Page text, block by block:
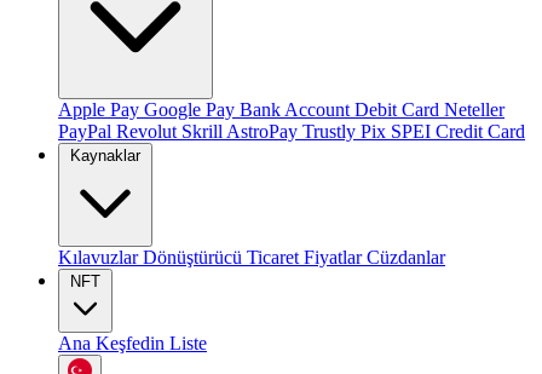
Apple Pay Google Pay Bank Account Debit Card Neteller
PayPal Revolut Skrill AstroPay Trustly Pix SPEI Credit Card
Kaynaklar
KılavuzlarDönüştürücü Ticaret FiyatlarCüzdanlar
NFT
Ana Keşfedin Liste